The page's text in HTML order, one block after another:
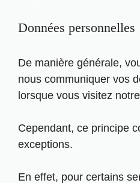
Données personnelles
De manière générale,
nous communiquer vos
lorsque vous visitez
Cependant, ce principe
exceptions.
En effet, pour certains